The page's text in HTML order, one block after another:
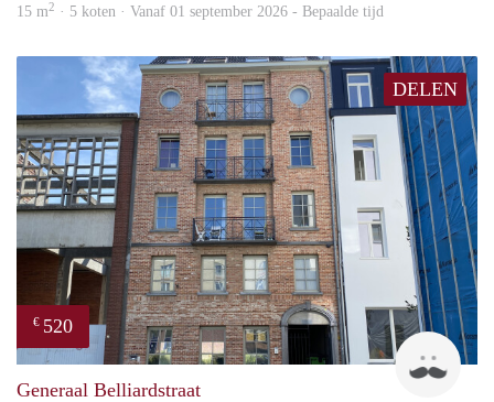
15 m2 · 5 koten · Vanaf 01 september 2026 - Bepaalde tijd
DELEN
€ 520
Tom
Generaal Belliardstraat